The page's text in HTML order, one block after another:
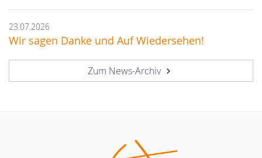
23.07.2026
Wir sagen Danke und Auf Wiedersehen!
Zum News-Archiv